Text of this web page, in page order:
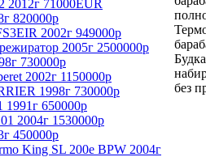
2012г 71000EUR
820000р
2002г 949000р
2005г 2500000р
730000р
2002г 1150000р
1998г 730000р
1991г 650000р
2004г 1530000р
450000р
King SL 200e BPW 2004г
без